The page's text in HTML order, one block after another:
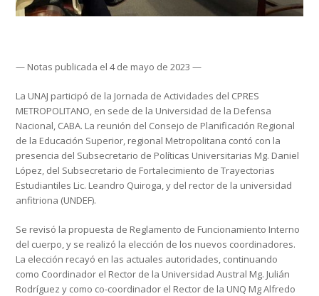
— Notas publicada el 4 de mayo de 2023 —
La UNAJ participó de la Jornada de Actividades del CPRES
METROPOLITANO, en sede de la Universidad de la Defensa
Nacional, CABA. La reunión del Consejo de Planificación Regional
de la Educación Superior, regional Metropolitana contó con la
presencia del Subsecretario de Políticas Universitarias Mg. Daniel
López, del Subsecretario de Fortalecimiento de Trayectorias
Estudiantiles Lic. Leandro Quiroga, y del rector de la universidad
anfitriona (UNDEF).
Se revisó la propuesta de Reglamento de Funcionamiento Interno
del cuerpo, y se realizó la elección de los nuevos coordinadores.
La elección recayó en las actuales autoridades, continuando
como Coordinador el Rector de la Universidad Austral Mg. Julián
Rodríguez y como co-coordinador el Rector de la UNQ Mg Alfredo